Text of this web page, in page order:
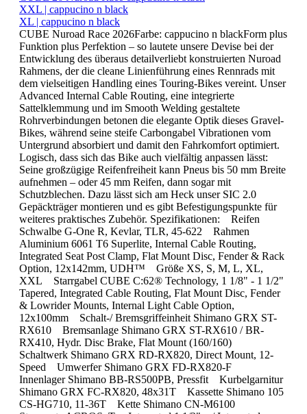
XXL | cappucino n black
XL | cappucino n black
CUBE Nuroad Race 2026Farbe: cappucino n blackForm plus
Funktion plus Perfektion – so lautete unsere Devise bei der
Entwicklung des überaus detailverliebt konstruierten Nuroad
Rahmens, der die cleane Linienführung eines Rennrads mit
dem vielseitigen Handling eines Touring-Bikes vereint. Unser
Advanced Internal Cable Routing, eine integrierte
Sattelklemmung und im Smooth Welding gestaltete
Rohrverbindungen betonen die elegante Optik dieses Gravel-
Bikes, während seine steife Carbongabel Vibrationen vom
Untergrund absorbiert und damit den Fahrkomfort optimiert.
Logisch, dass sich das Bike auch vielfältig anpassen lässt:
Seine großzügige Reifenfreiheit kann Pneus bis 50 mm Breite
aufnehmen – oder 45 mm Reifen, dann sogar mit
Schutzblechen. Dazu lässt sich am Heck unser SIC 2.0
Gepäckträger montieren und es gibt Befestigungspunkte für
weiteres praktisches Zubehör. Spezifikationen: Reifen
Schwalbe G-One R, Kevlar, TLR, 45-622 Rahmen
Aluminium 6061 T6 Superlite, Internal Cable Routing,
Integrated Seat Post Clamp, Flat Mount Disc, Fender & Rack
Option, 12x142mm, UDH™ Größe XS, S, M, L, XL,
XXL Starrgabel CUBE C:62® Technology, 1 1/8" - 1 1/2"
Tapered, Integrated Cable Routing, Flat Mount Disc, Fender
& Lowrider Mounts, Internal Light Cable Option,
12x100mm Schalt-/ Bremsgriffeinheit Shimano GRX ST-
RX610 Bremsanlage Shimano GRX ST-RX610 / BR-
RX410, Hydr. Disc Brake, Flat Mount (160/160)
Schaltwerk Shimano GRX RD-RX820, Direct Mount, 12-
Speed Umwerfer Shimano GRX FD-RX820-F
Innenlager Shimano BB-RS500PB, Pressfit Kurbelgarnitur
Shimano GRX FC-RX820, 48x31T Kassette Shimano 105
CS-HG710, 11-36T Kette Shimano CN-M6100